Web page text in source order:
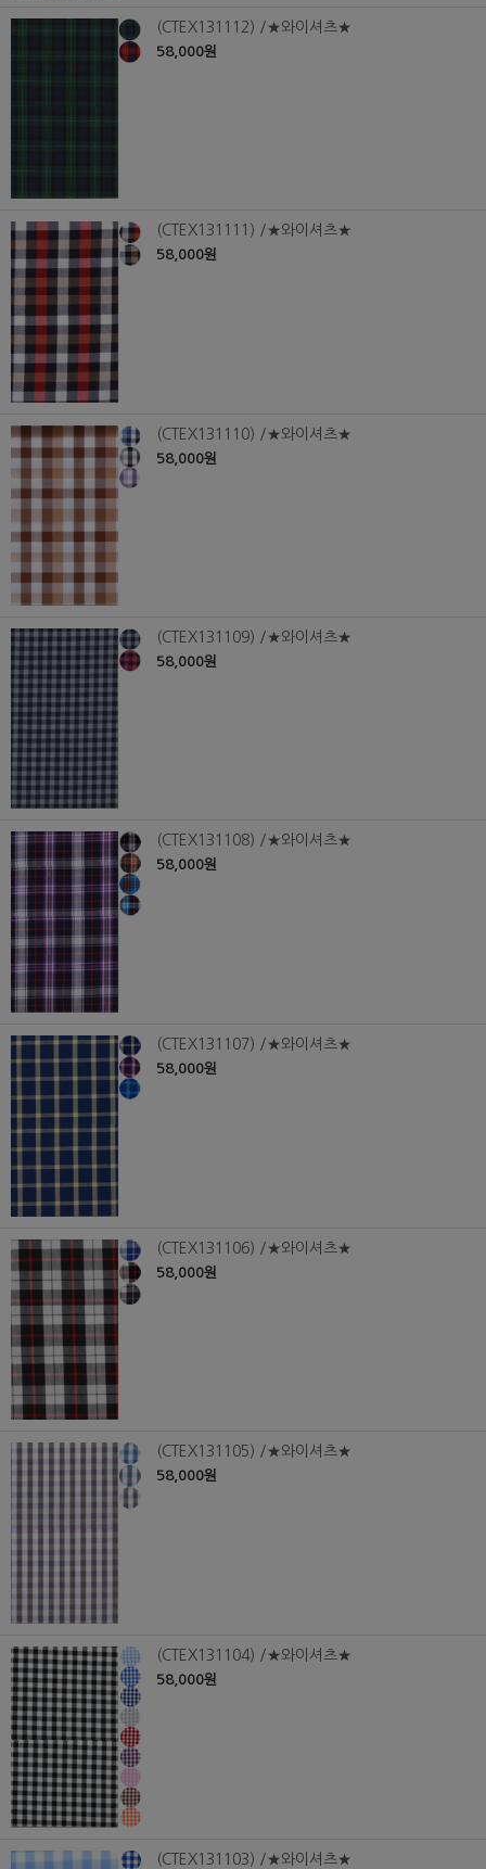
(CTEX131112) /★와이셔츠★
58,000원
(CTEX131111) /★와이셔츠★
58,000원
(CTEX131110) /★와이셔츠★
58,000원
(CTEX131109) /★와이셔츠★
58,000원
(CTEX131108) /★와이셔츠★
58,000원
(CTEX131107) /★와이셔츠★
58,000원
(CTEX131106) /★와이셔츠★
58,000원
(CTEX131105) /★와이셔츠★
58,000원
(CTEX131104) /★와이셔츠★
58,000원
(CTEX131103) /★와이셔츠★